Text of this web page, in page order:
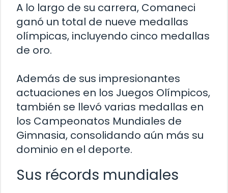
A lo largo de su carrera, Comaneci
ganó un total de nueve medallas
olímpicas, incluyendo cinco medallas
de oro.
Además de sus impresionantes
actuaciones en los Juegos Olímpicos,
también se llevó varias medallas en
los Campeonatos Mundiales de
Gimnasia, consolidando aún más su
dominio en el deporte.
Sus récords mundiales